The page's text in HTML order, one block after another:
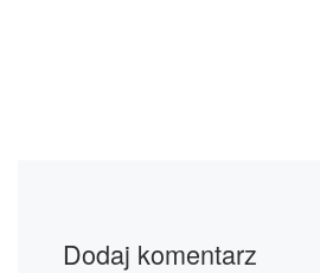
Dodaj komentarz